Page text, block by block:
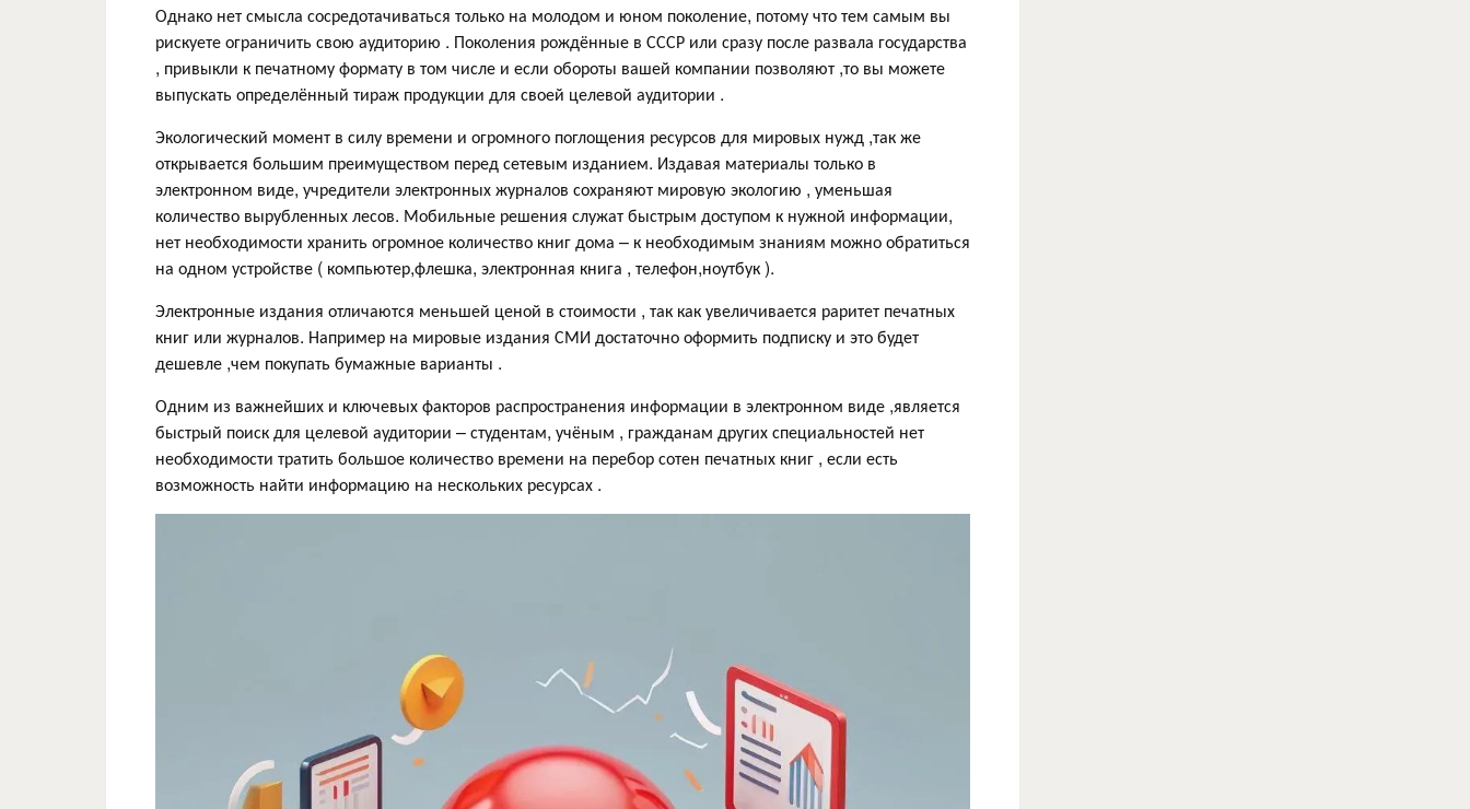
Однако нет смысла сосредотачиваться только на молодом и юном поколение, потому что тем самым вы
рискуете ограничить свою аудиторию . Поколения рождённые в СССР или сразу после развала государства
, привыкли к печатному формату в том числе и если обороты вашей компании позволяют ,то вы можете
выпускать определённый тираж продукции для своей целевой аудитории .
Экологический момент в силу времени и огромного поглощения ресурсов для мировых нужд ,так же
открывается большим преимуществом перед сетевым изданием. Издавая материалы только в
электронном виде, учредители электронных журналов сохраняют мировую экологию , уменьшая
количество вырубленных лесов. Мобильные решения служат быстрым доступом к нужной информации,
нет необходимости хранить огромное количество книг дома – к необходимым знаниям можно обратиться
на одном устройстве ( компьютер,флешка, электронная книга , телефон,ноутбук ).
Электронные издания отличаются меньшей ценой в стоимости , так как увеличивается раритет печатных
книг или журналов. Например на мировые издания СМИ достаточно оформить подписку и это будет
дешевле ,чем покупать бумажные варианты .
Одним из важнейших и ключевых факторов распространения информации в электронном виде ,является
быстрый поиск для целевой аудитории – студентам, учёным , гражданам других специальностей нет
необходимости тратить большое количество времени на перебор сотен печатных книг , если есть
возможность найти информацию на нескольких ресурсах .